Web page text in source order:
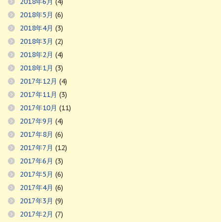
2018年5月 (6)
2018年4月 (3)
2018年3月 (2)
2018年2月 (4)
2018年1月 (3)
2017年12月 (4)
2017年11月 (3)
2017年10月 (11)
2017年9月 (4)
2017年8月 (6)
2017年7月 (12)
2017年6月 (3)
2017年5月 (6)
2017年4月 (6)
2017年3月 (9)
2017年2月 (7)